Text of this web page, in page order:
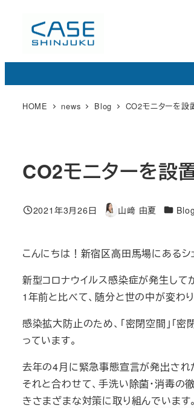
コ
HOME news Blog CO2モニターを設
CO2モニターを設
投稿日
2021年3月26日
著
山﨑 由夏
カ
リ
Blog
こんにちは！新宿区高田馬場にある
新型コロナウイルス感染症が発生して
1年前と比べて、随分と世の中が変わ
感染拡大防止のため、「密閉空間」「
っています。
去年の4月に緊急事態宣言が発出され
それと合わせて、手洗い除菌・消毒
きさまざまな対策に取り組んでいます。